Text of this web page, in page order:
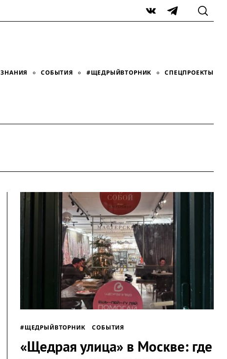
VK Telegram
ЗНАНИЯ СОБЫТИЯ #ЩЕДРЫЙВТОРНИК СПЕЦПРОЕКТЫ
#ЩЕДРЫЙВТОРНИК СОБЫТИЯ
«Щедрая улица» в Москве: где